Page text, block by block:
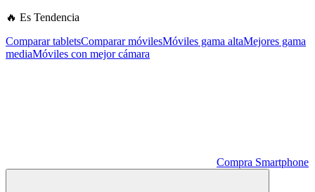
🔥 Es Tendencia
Comparar tabletsComparar móvilesMóviles gama altaMejores gama
mediaMóviles con mejor cámara
Compra Smartphone